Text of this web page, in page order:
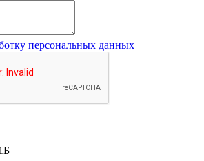
персональных данных